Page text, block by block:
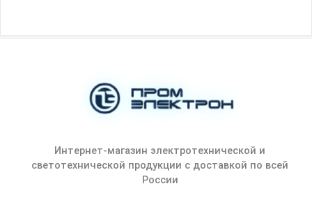
Интернет-магазин электротехнической и
светотехнической продукции с доставкой по всей
России